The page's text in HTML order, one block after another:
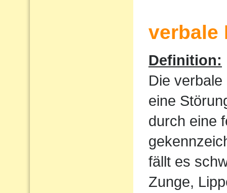
verbale
Definition:
Die
eine
durch eine
fällt es
Zunge,